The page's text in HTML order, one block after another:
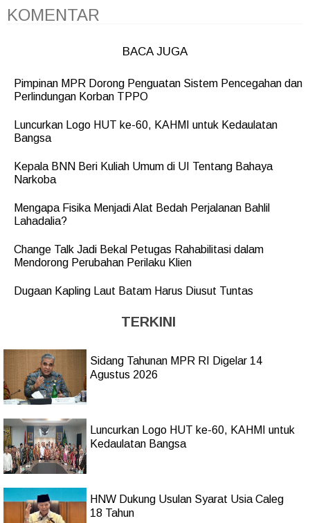
KOMENTAR
BACA JUGA
Pimpinan MPR Dorong Penguatan Sistem Pencegahan dan
Perlindungan Korban TPPO
Luncurkan Logo HUT ke-60, KAHMI untuk Kedaulatan
Bangsa
Kepala BNN Beri Kuliah Umum di UI Tentang Bahaya
Narkoba
Mengapa Fisika Menjadi Alat Bedah Perjalanan Bahlil
Lahadalia?
Change Talk Jadi Bekal Petugas Rahabilitasi dalam
Mendorong Perubahan Perilaku Klien
Dugaan Kapling Laut Batam Harus Diusut Tuntas
TERKINI
Sidang Tahunan MPR RI Digelar 14
Agustus 2026
Luncurkan Logo HUT ke-60, KAHMI untuk
Kedaulatan Bangsa
HNW Dukung Usulan Syarat Usia Caleg
18 Tahun